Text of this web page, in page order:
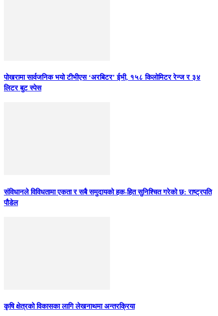
पोखरामा सार्वजनिक भयो टीभीएस ‘अरबिटर’ ईभी, १५८ किलोमिटर रेन्ज र ३४
लिटर बुट स्पेस
संविधानले विविधतामा एकता र सबै समुदायको हक-हित सुनिश्चित गरेको छ: राष्ट्रपति
पौडेल
कृषि क्षेत्रको विकासका लागि लेखनाथमा अन्तरक्रिया